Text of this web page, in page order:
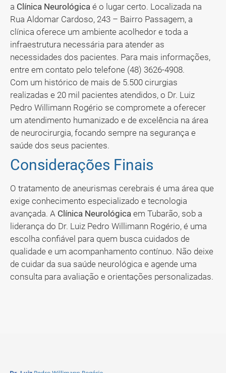
a Clínica Neurológica é o lugar certo. Localizada na
Rua Aldomar Cardoso, 243 – Bairro Passagem, a
clínica oferece um ambiente acolhedor e toda a
infraestrutura necessária para atender as
necessidades dos pacientes. Para mais informações,
entre em contato pelo telefone (48) 3626-4908.
Com um histórico de mais de 5.500 cirurgias
realizadas e 20 mil pacientes atendidos, o Dr. Luiz
Pedro Willimann Rogério se compromete a oferecer
um atendimento humanizado e de excelência na área
de neurocirurgia, focando sempre na segurança e
saúde dos seus pacientes.
Considerações Finais
O tratamento de aneurismas cerebrais é uma área que
exige conhecimento especializado e tecnologia
avançada. A Clínica Neurológica em Tubarão, sob a
liderança do Dr. Luiz Pedro Willimann Rogério, é uma
escolha confiável para quem busca cuidados de
qualidade e um acompanhamento contínuo. Não deixe
de cuidar da sua saúde neurológica e agende uma
consulta para avaliação e orientações personalizadas.